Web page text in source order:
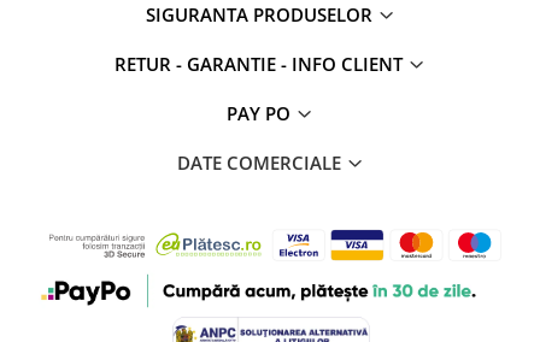
SIGURANTA PRODUSELOR
RETUR - GARANTIE - INFO CLIENT
PAY PO
DATE COMERCIALE